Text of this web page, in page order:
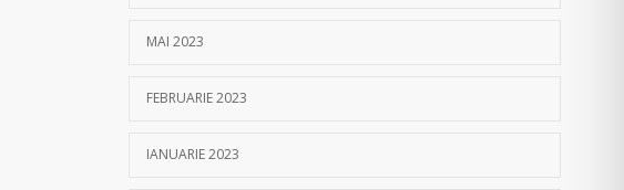
MAI 2023
FEBRUARIE 2023
IANUARIE 2023